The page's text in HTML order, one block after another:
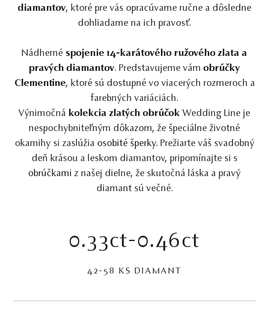
diamantov, ktoré pre vás opracúvame ručne a dôsledne
dohliadame na ich pravosť.
Nádherné spojenie 14-karátového ružového zlata a
pravých diamantov. Predstavujeme vám obrúčky
Clementine, ktoré sú dostupné vo viacerých rozmeroch a
farebných variáciách.
Výnimočná kolekcia zlatých obrúčok Wedding Line je
nespochybniteľným dôkazom, že špeciálne životné
okamihy si zaslúžia osobité šperky. Prežiarte váš svadobný
deň krásou a leskom diamantov, pripomínajte si s
obrúčkami z našej dielne, že skutočná láska a pravý
diamant sú večné.
0.33ct-0.46ct
42-58 KS DIAMANT